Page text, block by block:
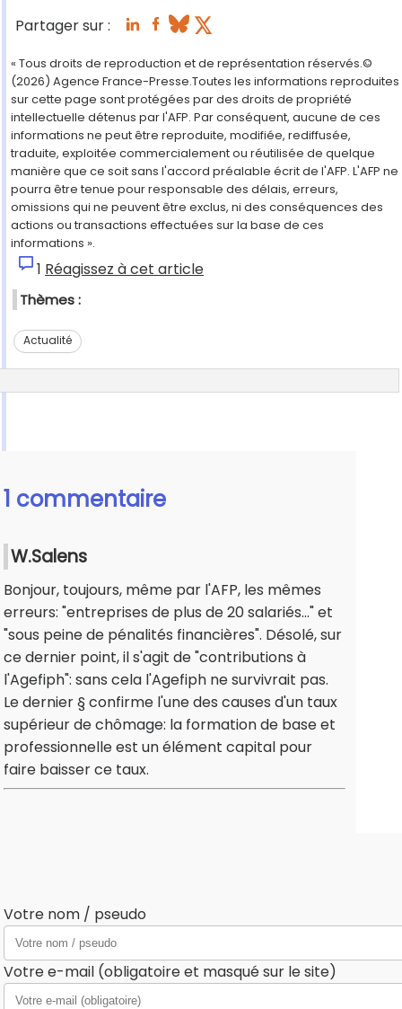
Partager sur :
« Tous droits de reproduction et de représentation réservés.©
(2026) Agence France-Presse.Toutes les informations reproduites
sur cette page sont protégées par des droits de propriété
intellectuelle détenus par l'AFP. Par conséquent, aucune de ces
informations ne peut être reproduite, modifiée, rediffusée,
traduite, exploitée commercialement ou réutilisée de quelque
manière que ce soit sans l'accord préalable écrit de l'AFP. L'AFP ne
pourra être tenue pour responsable des délais, erreurs,
omissions qui ne peuvent être exclus, ni des conséquences des
actions ou transactions effectuées sur la base de ces
informations ».
1 Réagissez à cet article
Thèmes :
Actualité
1 commentaire
W.Salens
Bonjour, toujours, même par l'AFP, les mêmes
erreurs: "entreprises de plus de 20 salariés..." et
"sous peine de pénalités financières". Désolé, sur
ce dernier point, il s'agit de "contributions à
l'Agefiph": sans cela l'Agefiph ne survivrait pas.
Le dernier § confirme l'une des causes d'un taux
supérieur de chômage: la formation de base et
professionnelle est un élément capital pour
faire baisser ce taux.
Votre nom / pseudo
Votre e-mail (obligatoire et masqué sur le site)